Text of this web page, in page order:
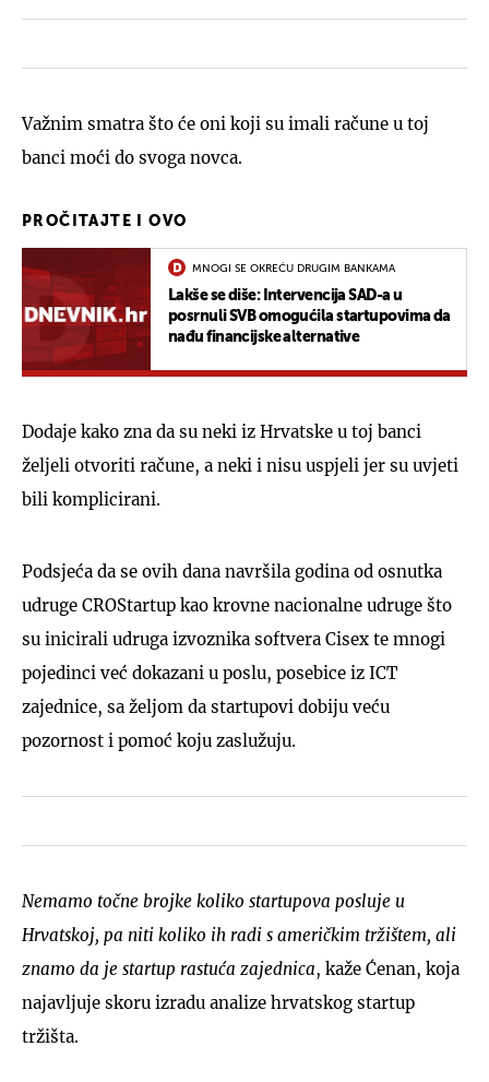
Važnim smatra što će oni koji su imali račune u toj
banci moći do svoga novca.
PROČITAJTE I OVO
MNOGI SE OKREĆU DRUGIM BANKAMA
Lakše se diše: Intervencija SAD-a u
posrnuli SVB omogućila startupovima da
nađu financijske alternative
Dodaje kako zna da su neki iz Hrvatske u toj banci
željeli otvoriti račune, a neki i nisu uspjeli jer su uvjeti
bili komplicirani.
Podsjeća da se ovih dana navršila godina od osnutka
udruge CROStartup kao krovne nacionalne udruge što
su inicirali udruga izvoznika softvera Cisex te mnogi
pojedinci već dokazani u poslu, posebice iz ICT
zajednice, sa željom da startupovi dobiju veću
pozornost i pomoć koju zaslužuju.
Nemamo točne brojke koliko startupova posluje u
Hrvatskoj, pa niti koliko ih radi s američkim tržištem, ali
znamo da je startup rastuća zajednica, kaže Ćenan, koja
najavljuje skoru izradu analize hrvatskog startup
tržišta.